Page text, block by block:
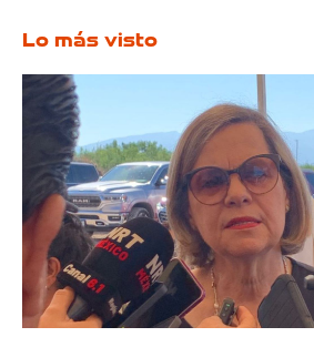
Lo más visto